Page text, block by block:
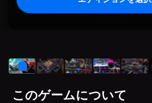
このゲームについて